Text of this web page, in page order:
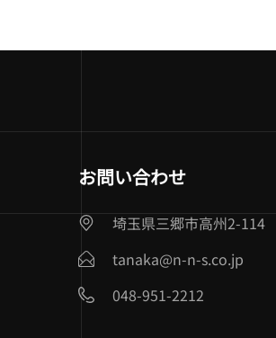
お問い合わせ
埼玉県三郷市高州2-114
tanaka@n-n-s.co.jp
048-951-2212